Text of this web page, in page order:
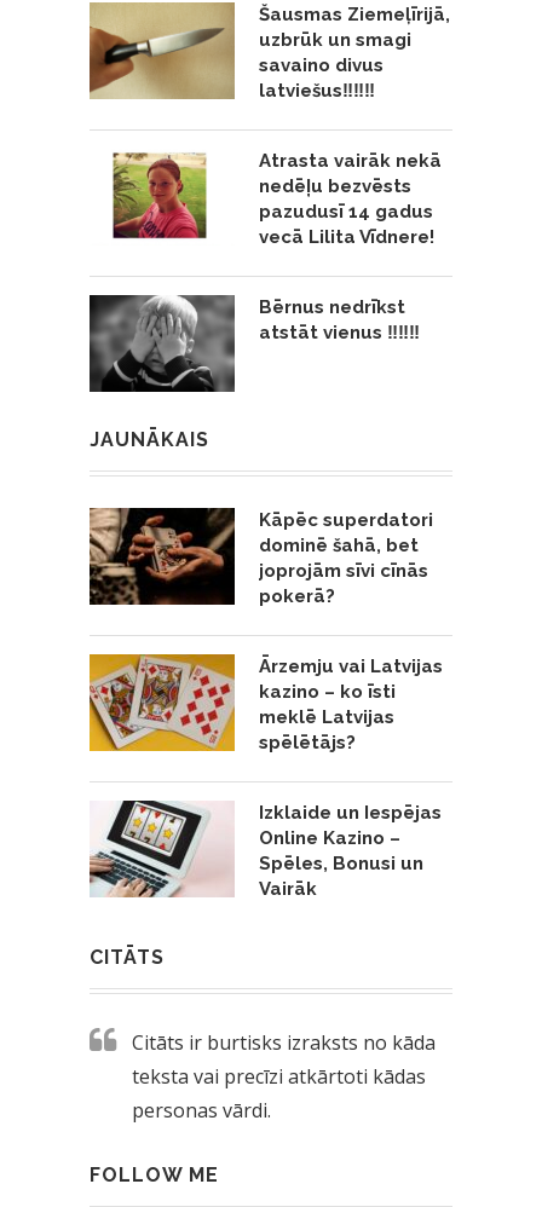
Šausmas Ziemeļīrijā,
uzbrūk un smagi
savaino divus
latviešus‼️‼️‼️
Atrasta vairāk nekā
nedēļu bezvēsts
pazudusī 14 gadus
vecā Lilita Vīdnere!
Bērnus nedrīkst
atstāt vienus ‼️‼️‼️
JAUNĀKAIS
Kāpēc superdatori
dominē šahā, bet
joprojām sīvi cīnās
pokerā?
Ārzemju vai Latvijas
kazino – ko īsti
meklē Latvijas
spēlētājs?
Izklaide un Iespējas
Online Kazino –
Spēles, Bonusi un
Vairāk
CITĀTS
Citāts ir burtisks izraksts no kāda
teksta vai precīzi atkārtoti kādas
personas vārdi.
FOLLOW ME